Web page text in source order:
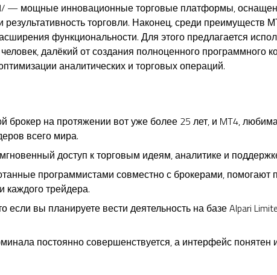
— мощные инновационные торговые платформы,
результативность торговли. Наконец, среди преимуществ
функциональности. Для этого предлагается
далёкий от создания полноценного программного
аналитических и торговых операций.
брокер на протяжении вот уже более 25 лет, и MT4,
всего мира.
доступ к торговым идеям, аналитике и
программистами совместно с брокерами, помогают
каждого трейдера.
если вы планируете вести деятельность на базе Alpari
постоянно совершенствуется, а интерфейс понятен